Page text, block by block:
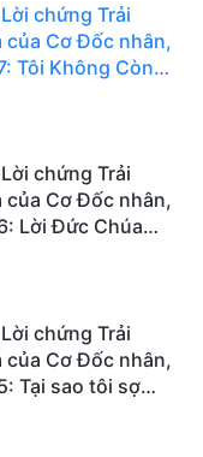
chứng Trải
của Cơ Đốc nhân,
Tôi Không Còn
chứng Trải
của Cơ Đốc nhân,
Lời Đức Chúa
chứng Trải
của Cơ Đốc nhân,
Tại sao tôi sợ